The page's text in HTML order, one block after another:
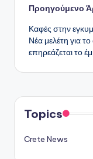
Προηγούμενο
Καφές στην
Νέα μελέτη για το
επηρεάζεται το
Topics
Crete News